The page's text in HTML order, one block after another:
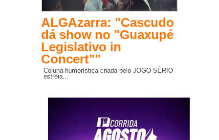
ALGAzarra: "Cascudo
dá show no "Guaxupé
Legislativo in
Concert""
Coluna humorística criada pelo JOGO SÉRIO
estreia...